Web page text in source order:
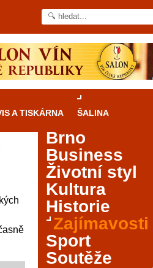
A TISKÁRNA ŠALINA
skvělé
také
Brno
Business
Životní styl
Kultura
Historie
Zajímavosti
Sport
Soutěže